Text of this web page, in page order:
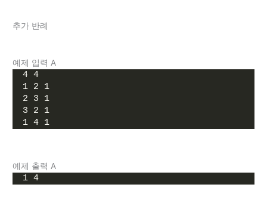
추가 반례
예제 입력 A
4 4
1 2 1
2 3 1
3 2 1
1 4 1
예제 출력 A
1 4